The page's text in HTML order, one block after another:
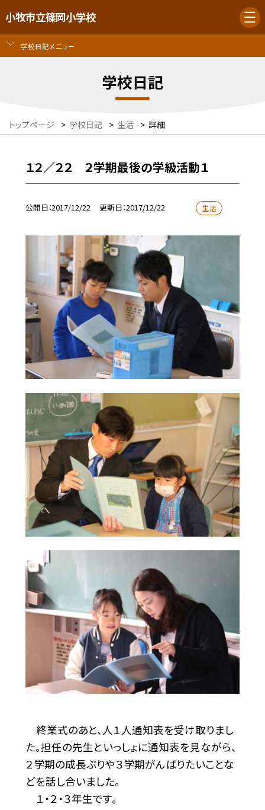
小牧市立篠岡小学校
学校日記メニュー
学校日記
トップページ > 学校日記 > 生活 > 詳細
１２／２２ ２学期最後の学級活動１
公開日 2017/12/22 更新日 2017/12/22 生活
終業式のあと、人１人通知表を受け取りまし
た。担任の先生といっしょに通知表を見ながら、
２学期の成長ぶりや３学期がんばりたいことな
どを話し合いました。
１・２・３年生です。